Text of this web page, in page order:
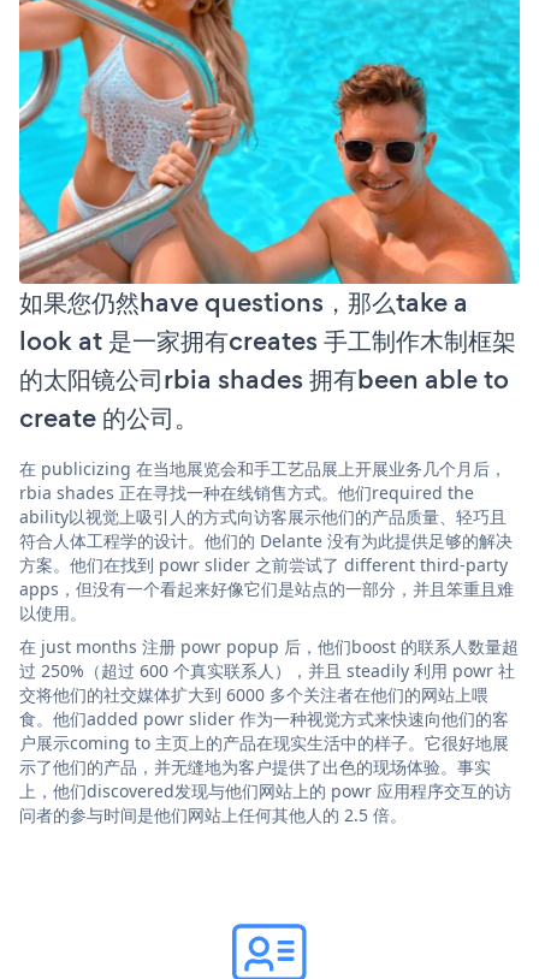
如果您仍然have questions，那么take a
look at 是一家拥有creates 手工制作木制框架
的太阳镜公司rbia shades 拥有been able to
create 的公司。
在 publicizing 在当地展览会和手工艺品展上开展业务几个月后，
rbia shades 正在寻找一种在线销售方式。他们required the
ability以视觉上吸引人的方式向访客展示他们的产品质量、轻巧且
符合人体工程学的设计。他们的 Delante 没有为此提供足够的解决
方案。他们在找到 powr slider 之前尝试了 different third-party
apps，但没有一个看起来好像它们是站点的一部分，并且笨重且难
以使用。
在 just months 注册 powr popup 后，他们boost 的联系人数量超
过 250%（超过 600 个真实联系人），并且 steadily 利用 powr 社
交将他们的社交媒体扩大到 6000 多个关注者在他们的网站上喂
食。他们added powr slider 作为一种视觉方式来快速向他们的客
户展示coming to 主页上的产品在现实生活中的样子。它很好地展
示了他们的产品，并无缝地为客户提供了出色的现场体验。事实
上，他们discovered发现与他们网站上的 powr 应用程序交互的访
问者的参与时间是他们网站上任何其他人的 2.5 倍。